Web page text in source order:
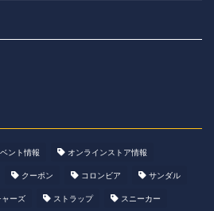
ント情報 オンラインストア情報
クーポン コロンビア サンダル
ャーズ ストラップ スニーカー